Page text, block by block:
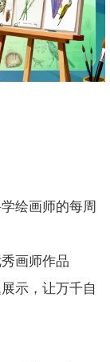
绘画师的每周
画师作品
示，让万千自